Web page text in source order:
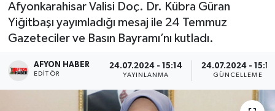
Afyonkarahisar Valisi Doç. Dr. Kübra Güran
Yiğitbaşı yayımladığı mesaj ile 24 Temmuz
Gazeteciler ve Basın Bayramı’nı kutladı.
AFYON HABER
EDITÖR
24.07.2024 - 15:14
YAYINLANMA
24.07.2024 - 15:17
GÜNCELLEME
Sivil Toplum